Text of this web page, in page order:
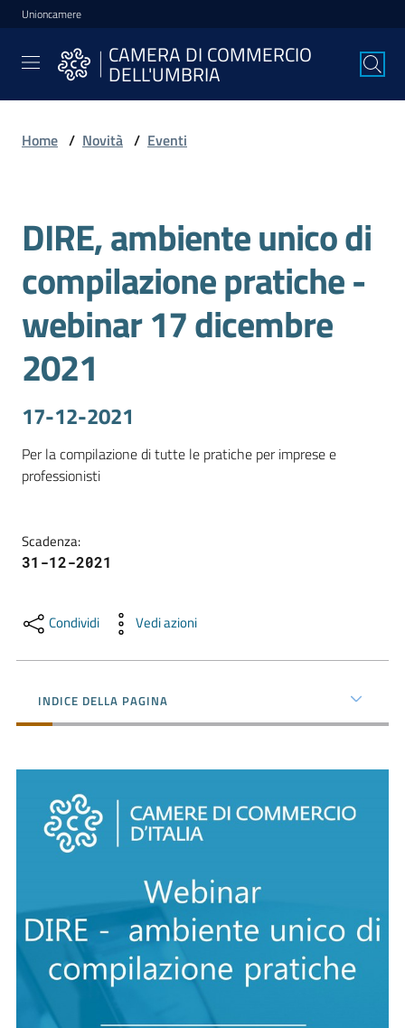
Vai al contenuto
Vai alla navigazione
Vai al footer
Unioncamere
CAMERA DI COMMERCIO
DELL'UMBRIA
CAMERA DI
COMMERCIO
DELL'UMBRIA
Avviare
l'Impresa
Gestire
l'Impresa
Promuovere
l'Impresa
territorio
Tutelare
e
Consumatore
Digitale
Ac
ce
Home / Novità / Eventi
Salta al contenuto
DIRE, ambiente unico di
compilazione pratiche -
webinar 17 dicembre
2021
17-12-2021
Per la compilazione di tutte le pratiche per imprese e
professionisti
Scadenza:
31-12-2021
Condividi Vedi azioni
INDICE DELLA PAGINA